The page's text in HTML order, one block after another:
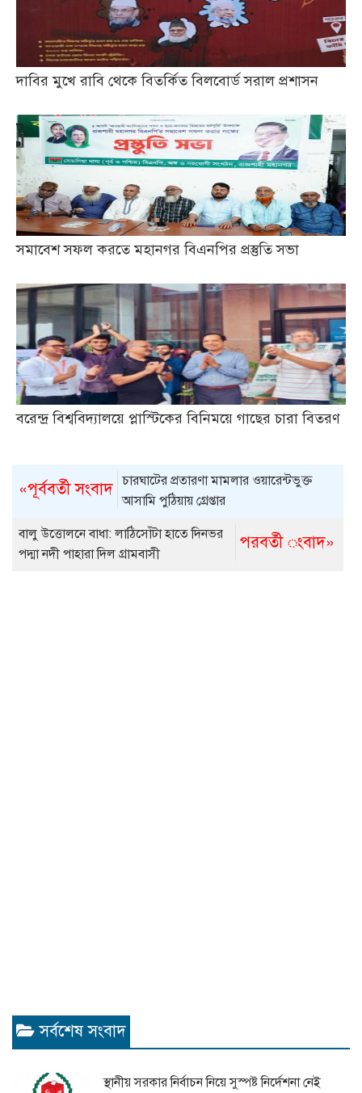
দাবির মুখে রাবি থেকে বিতর্কিত বিলবোর্ড সরাল প্রশাসন
সমাবেশ সফল করতে মহানগর বিএনপির প্রস্তুতি সভা
বরেন্দ্র বিশ্ববিদ্যালয়ে প্লাস্টিকের বিনিময়ে গাছের চারা বিতরণ
«পূর্ববর্তী সংবাদ চারঘাটের প্রতারণা মামলার ওয়ারেন্টভুক্ত
আসামি পুঠিয়ায় গ্রেপ্তার
পরবর্তী ংবাদ»
বালু উত্তোলনে বাধা: লাঠিসোঁটা হাতে দিনভর
পদ্মা নদী পাহারা দিল গ্রামবাসী
সর্বশেষ সংবাদ
স্থানীয় সরকার নির্বাচন নিয়ে সুস্পষ্ট নির্দেশনা নেই